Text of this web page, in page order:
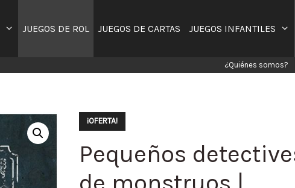
JUEGOS DE ROL JUEGOS DE CARTAS JUEGOS INFANTILES
¿Quiénes somos?
¡OFERTA!
Pequeños